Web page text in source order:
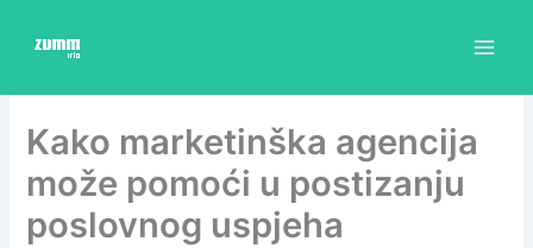
Kako marketinška agencija
može pomoći u postizanju
poslovnog uspjeha